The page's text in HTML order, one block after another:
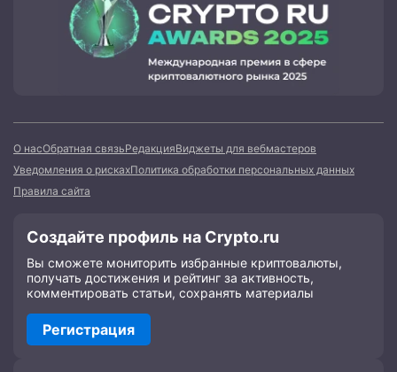
О насОбратная связьРедакцияВиджеты для вебмастеров
Уведомления о рискахПолитика обработки персональных данных
Правила сайта
Создайте профиль на Crypto.ru
Вы сможете мониторить избранные криптовалюты,
получать достижения и рейтинг за активность,
комментировать статьи, сохранять материалы
Регистрация